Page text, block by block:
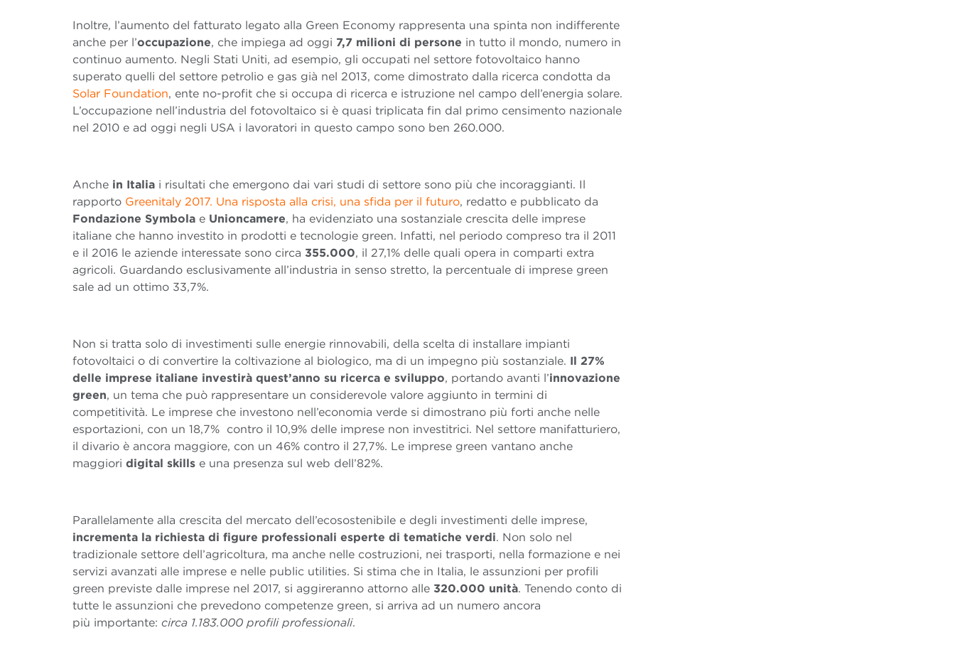
Inoltre, l’aumento del fatturato legato alla Green Economy rappresenta una spinta non indifferente
anche per l’occupazione, che impiega ad oggi 7,7 milioni di persone in tutto il mondo, numero in
continuo aumento. Negli Stati Uniti, ad esempio, gli occupati nel settore fotovoltaico hanno
superato quelli del settore petrolio e gas già nel 2013, come dimostrato dalla ricerca condotta da
Solar Foundation, ente no-profit che si occupa di ricerca e istruzione nel campo dell’energia solare.
L’occupazione nell’industria del fotovoltaico si è quasi triplicata fin dal primo censimento nazionale
nel 2010 e ad oggi negli USA i lavoratori in questo campo sono ben 260.000.
Anche in Italia i risultati che emergono dai vari studi di settore sono più che incoraggianti. Il
rapporto Greenitaly 2017. Una risposta alla crisi, una sfida per il futuro, redatto e pubblicato da
Fondazione Symbola e Unioncamere, ha evidenziato una sostanziale crescita delle imprese
italiane che hanno investito in prodotti e tecnologie green. Infatti, nel periodo compreso tra il 2011
e il 2016 le aziende interessate sono circa 355.000, il 27,1% delle quali opera in comparti extra
agricoli. Guardando esclusivamente all’industria in senso stretto, la percentuale di imprese green
sale ad un ottimo 33,7%.
Non si tratta solo di investimenti sulle energie rinnovabili, della scelta di installare impianti
fotovoltaici o di convertire la coltivazione al biologico, ma di un impegno più sostanziale. Il 27%
delle imprese italiane investirà quest’anno su ricerca e sviluppo, portando avanti l’innovazione
green, un tema che può rappresentare un considerevole valore aggiunto in termini di
competitività. Le imprese che investono nell’economia verde si dimostrano più forti anche nelle
esportazioni, con un 18,7% contro il 10,9% delle imprese non investitrici. Nel settore manifatturiero,
il divario è ancora maggiore, con un 46% contro il 27,7%. Le imprese green vantano anche
maggiori digital skills e una presenza sul web dell’82%.
Parallelamente alla crescita del mercato dell’ecosostenibile e degli investimenti delle imprese,
incrementa la richiesta di figure professionali esperte di tematiche verdi. Non solo nel
tradizionale settore dell’agricoltura, ma anche nelle costruzioni, nei trasporti, nella formazione e nei
servizi avanzati alle imprese e nelle public utilities. Si stima che in Italia, le assunzioni per profili
green previste dalle imprese nel 2017, si aggireranno attorno alle 320.000 unità. Tenendo conto di
tutte le assunzioni che prevedono competenze green, si arriva ad un numero ancora
più importante: circa 1.183.000 profili professionali.